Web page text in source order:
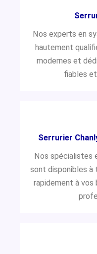
Nos experts en
hautement
modernes et
fiables
Serrurier
Nos spécialistes
sont disponibles à
rapidement à